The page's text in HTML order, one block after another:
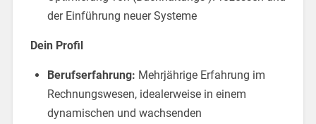
der Einführung neuer Systeme
Dein Profil
Berufserfahrung: Mehrjährige Erfahrung im
Rechnungswesen, idealerweise in einem
dynamischen und wachsenden